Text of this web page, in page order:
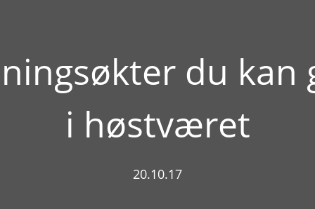
du kan
i høstværet
20.10.17